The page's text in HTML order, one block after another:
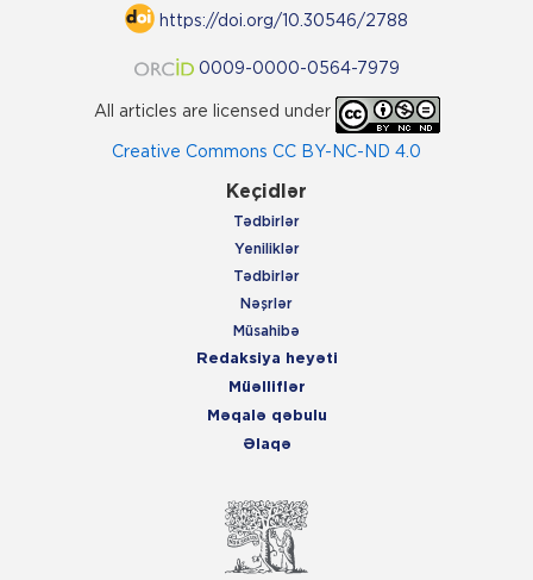
https://doi.org/10.30546/2788
0009-0000-0564-7979
All articles are licensed under
Creative Commons CC BY-NC-ND 4.0
Keçidlər
Tədbirlər
Yeniliklər
Tədbirlər
Nəşrlər
Müsahibə
Redaksiya heyəti
Müəlliflər
Məqalə qəbulu
Əlaqə